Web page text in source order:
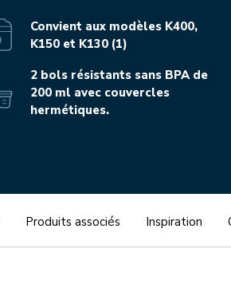
Convient aux modèles K400,
K150 et K130 (1)
2 bols résistants sans BPA de
200 ml avec couvercles
hermétiques.
Produits associés Inspiration